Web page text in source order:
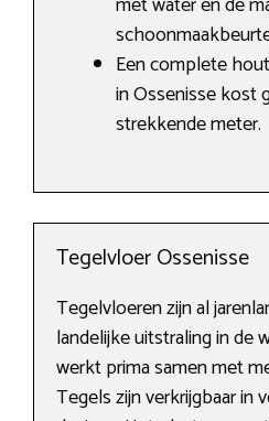
Een complete
in Ossenisse kost
strekkende meter.
Tegelvloer Ossenisse
Tegelvloeren zijn al
landelijke uitstraling in de
werkt prima samen met
Tegels zijn verkrijgbaar in